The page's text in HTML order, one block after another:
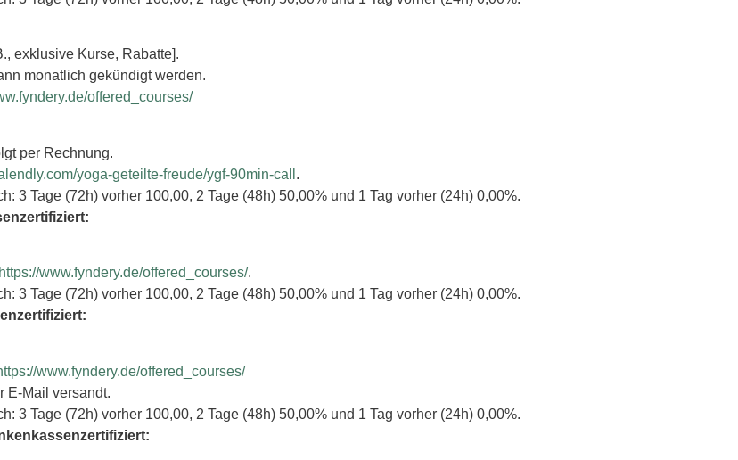
exklusive Kurse, Rabatte].
monatlich gekündigt werden.
offered_courses/
per Rechnung.
yoga-geteilte-freude/ygf-90min-call .
3 Tage (72h) vorher 100,00, 2 Tage (48h) 50,00% und 1 Tag vorher (24h) 0,00%.
https://www.fyndery.de/offered_courses/.
3 Tage (72h) vorher 100,00, 2 Tage (48h) 50,00% und 1 Tag vorher (24h) 0,00%.
www.fyndery.de/offered_courses/
E-Mail versandt.
3 Tage (72h) vorher 100,00, 2 Tage (48h) 50,00% und 1 Tag vorher (24h) 0,00%.